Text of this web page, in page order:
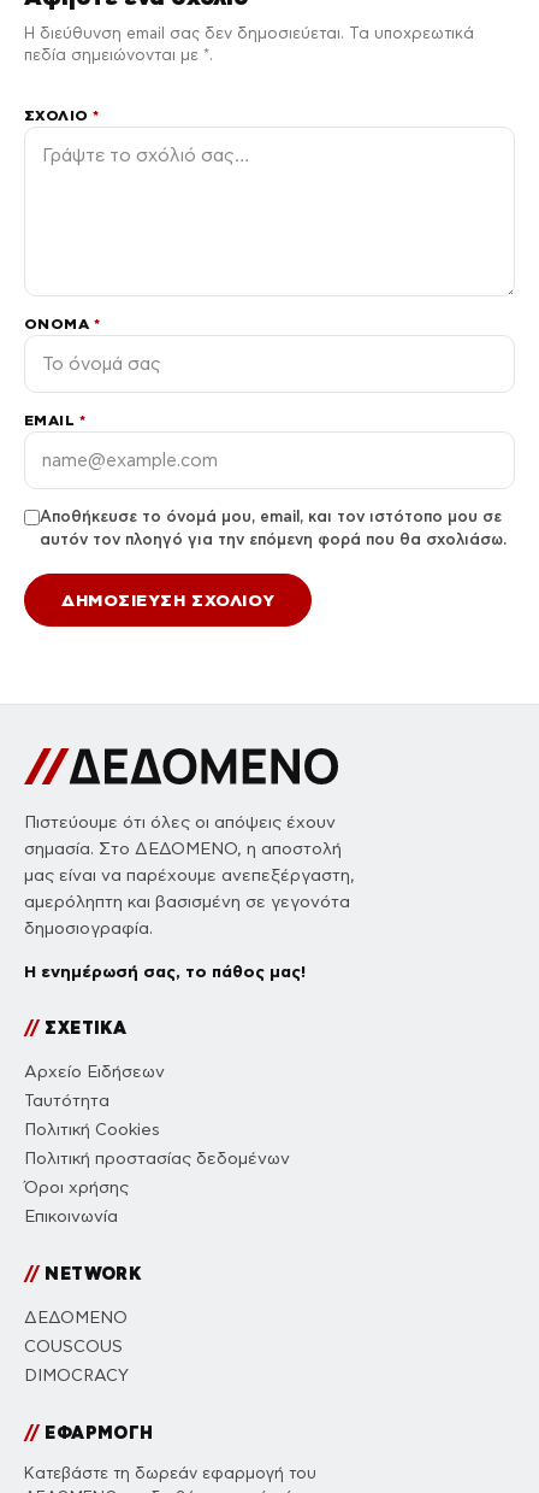
Η διεύθυνση email σας δεν δημοσιεύεται. Τα υποχρεωτικά
πεδία σημειώνονται με *.
ΣΧΌΛΙΟ*
ΌΝΟΜΑ *
EMAIL *
Αποθήκευσε το όνομά μου, email, και τον ιστότοπο μου σε
αυτόν τον πλοηγό για την επόμενη φορά που θα σχολιάσω.
Πιστεύουμε ότι όλες οι απόψεις έχουν
σημασία. Στο ΔΕΔΟΜΕΝΟ, η αποστολή
μας είναι να παρέχουμε ανεπεξέργαστη,
αμερόληπτη και βασισμένη σε γεγονότα
δημοσιογραφία.
Η ενημέρωσή σας, το πάθος μας!
//ΣΧΕΤΙΚΑ
Αρχείο Ειδήσεων
Ταυτότητα
Πολιτική Cookies
Πολιτική προστασίας δεδομένων
Όροι χρήσης
Επικοινωνία
//NETWORK
ΔΕΔΟΜΕΝΟ
COUSCOUS
DIMOCRACY
//ΕΦΑΡΜΟΓΗ
Κατεβάστε τη δωρεάν εφαρμογή του